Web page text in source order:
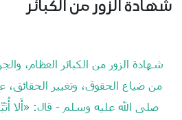
شهادة الزور من الكبائر
شهادة الزور من الكبائر العظام،
من ضياع الحقوق، وتغيير
صلى الله عليه وسلم - قال: «أَلا